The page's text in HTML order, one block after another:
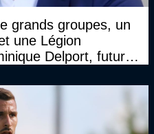
grands groupes, un
une Légion
Delport, futur